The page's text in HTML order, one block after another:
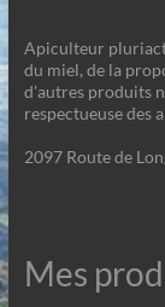
Apiculteur
du miel, de la
d'autres produits
respectueuse des
2097 Route de
Mes